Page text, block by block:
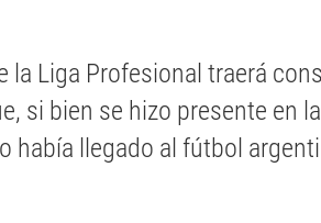
la Liga Profesional traerá
si bien se hizo presente en
había llegado al fútbol